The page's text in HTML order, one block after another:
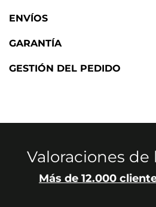
ENVÍOS
GARANTÍA
GESTIÓN DEL PEDIDO
Valoraciones de
Más de 12.000